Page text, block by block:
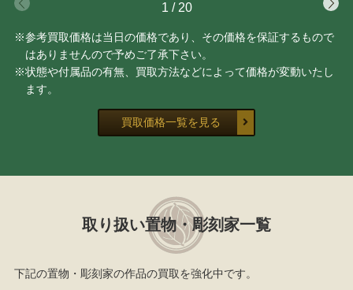
1 / 20
※参考買取価格は当日の価格であり、その価格を保証するもので
はありませんので予めご了承下さい。
※状態や付属品の有無、買取方法などによって価格が変動いたし
ます。
買取価格一覧を見る
取り扱い置物・彫刻家一覧
下記の置物・彫刻家の作品の買取を強化中です。